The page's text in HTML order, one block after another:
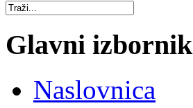
Glavni izbornik
Naslovnica